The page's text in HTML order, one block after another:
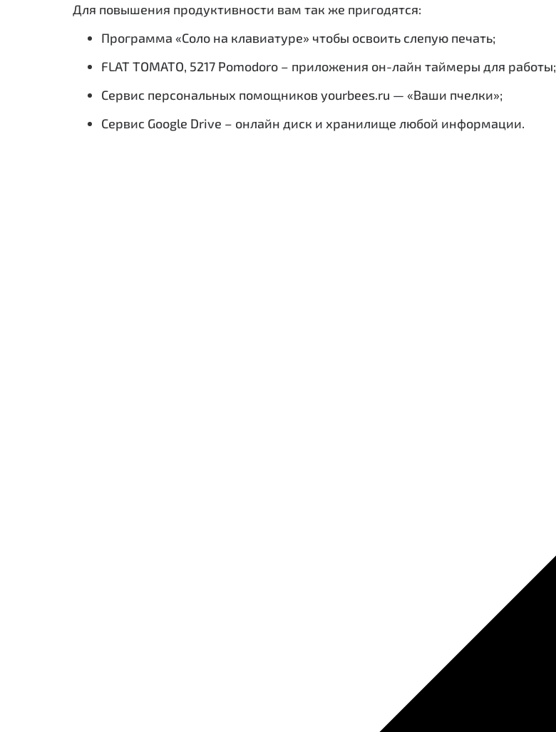
Для повышения продуктивности вам так же пригодятся:
Программа «Соло на клавиатуре» чтобы освоить слепую печать;
FLAT TOMATO, 5217 Pomodoro – приложения он-лайн таймеры для работы;
Сервис персональных помощников yourbees.ru — «Ваши пчелки»;
Сервис Google Drive – онлайн диск и хранилище любой информации.